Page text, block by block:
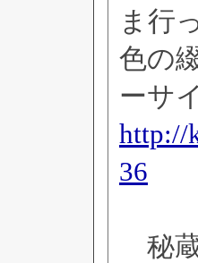
ま行
色の
ーサ
http://
36
秘